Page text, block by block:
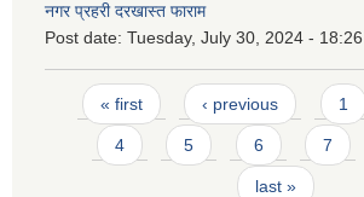
नगर प्रहरी दरखास्त फाराम
Post date: Tuesday, July 30, 2024 - 18:26
Pages
« first ‹ previous 1
4 5 6 7
last »